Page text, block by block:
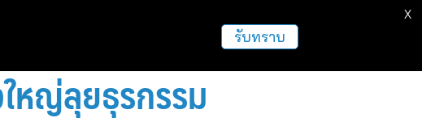
ฝากข่าวประชาสัมพันธ์
หญ่ลุยธุรกรรม
รับทราบ
X